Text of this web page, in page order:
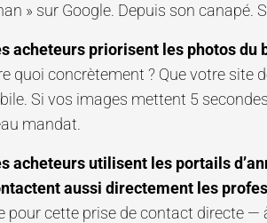
» sur Google. Depuis son canapé.
acheteurs priorisent les photos du
quoi concrètement ? Que votre site
Si vos images mettent 5
mandat.
acheteurs utilisent les portails
aussi directement les
pour cette prise de contact directe